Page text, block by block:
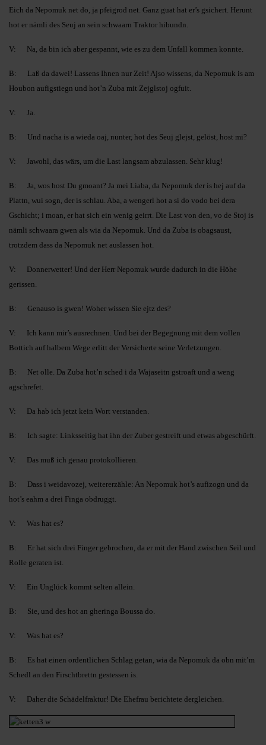
Eich da Nepomuk net do, ja pfeigrod net. Ganz guat hat er’s gsichert. Herunt
hot er nämli des Seuj an sein schwaarn Traktor hibundn.
V: Na, da bin ich aber gespannt, wie es zu dem Unfall kommen konnte.
B: Laß da dawei! Lassens Ihnen nur Zeit! Ajso wissens, da Nepomuk is am
Houbon aufigstiegn und hot’n Zuba mit Zejglstoj ogfuit.
V: Ja.
B: Und nacha is a wieda oaj, nunter, hot des Seuj glejst, gelöst, host mi?
V: Jawohl, das wärs, um die Last langsam abzulassen. Sehr klug!
B: Ja, wos host Du gmoant? Ja mei Liaba, da Nepomuk der is hej auf da
Plattn, wui sogn, der is schlau. Aba, a wengerl hot a si do vodo bei dera
Gschicht; i moan, er hat sich ein wenig geirrt. Die Last von den, vo de Stoj is
nämli schwaara gwen als wia da Nepomuk. Und da Zuba is obagsaust,
trotzdem dass da Nepomuk net auslassen hot.
V: Donnerwetter! Und der Herr Nepomuk wurde dadurch in die Höhe
gerissen.
B: Genauso is gwen! Woher wissen Sie ejtz des?
V: Ich kann mir’s ausrechnen. Und bei der Begegnung mit dem vollen
Bottich auf halbem Wege erlitt der Versicherte seine Verletzungen.
B: Net olle. Da Zuba hot’n sched i da Wajaseitn gstroaft und a weng
agschrefet.
V: Da hab ich jetzt kein Wort verstanden.
B: Ich sagte: Linksseitig hat ihn der Zuber gestreift und etwas abgeschürft.
V: Das muß ich genau protokollieren.
B: Dass i weidavozej, weitererzähle: An Nepomuk hot’s aufizogn und da
hot’s eahm a drei Finga obdruggt.
V: Was hat es?
B: Er hat sich drei Finger gebrochen, da er mit der Hand zwischen Seil und
Rolle geraten ist.
V: Ein Unglück kommt selten allein.
B: Sie, und des hot an gheringa Boussa do.
V: Was hat es?
B: Es hat einen ordentlichen Schlag getan, wia da Nepomuk da obn mit’m
Schedl an den Firschtbrettn gestessen is.
V: Daher die Schädelfraktur! Die Ehefrau berichtete dergleichen.